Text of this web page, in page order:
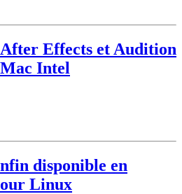
Effects et Audition
Intel
disponible en
Linux